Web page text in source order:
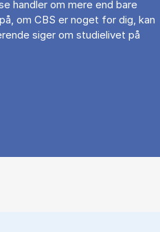
handler om mere end bare
om CBS er noget for dig, kan
siger om studielivet på